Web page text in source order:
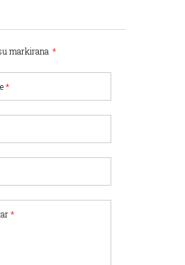
markirana *
*
*